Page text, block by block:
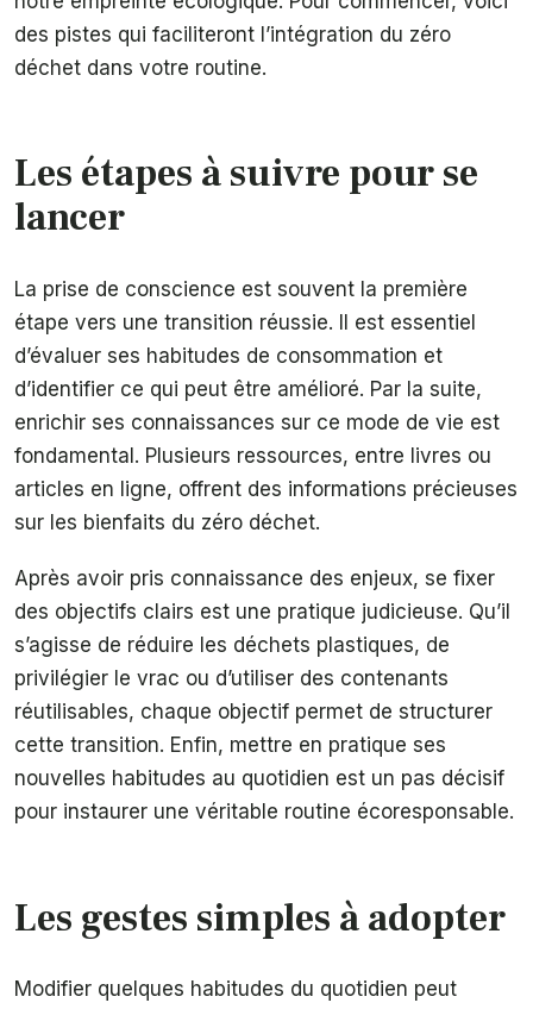
des pistes qui faciliteront l’intégration du zéro
déchet dans votre routine.
Les étapes à suivre pour se
lancer
La prise de conscience est souvent la première
étape vers une transition réussie. Il est essentiel
d’évaluer ses habitudes de consommation et
d’identifier ce qui peut être amélioré. Par la suite,
enrichir ses connaissances sur ce mode de vie est
fondamental. Plusieurs ressources, entre livres ou
articles en ligne, offrent des informations précieuses
sur les bienfaits du zéro déchet.
Après avoir pris connaissance des enjeux, se fixer
des objectifs clairs est une pratique judicieuse. Qu’il
s’agisse de réduire les déchets plastiques, de
privilégier le vrac ou d’utiliser des contenants
réutilisables, chaque objectif permet de structurer
cette transition. Enfin, mettre en pratique ses
nouvelles habitudes au quotidien est un pas décisif
pour instaurer une véritable routine écoresponsable.
Les gestes simples à adopter
Modifier quelques habitudes du quotidien peut